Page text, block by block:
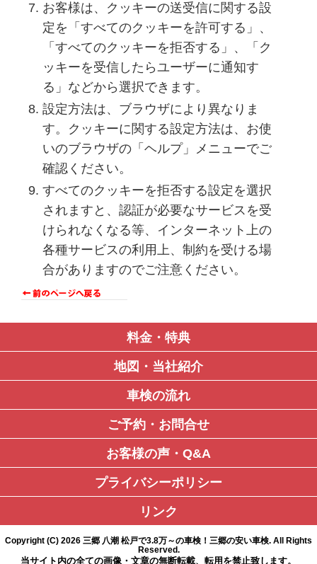
お客様は、クッキーの送受信に関する設
定を「すべてのクッキーを許可する」、
「すべてのクッキーを拒否する」、「ク
ッキーを受信したらユーザーに通知す
る」などから選択できます。
設定方法は、ブラウザにより異なりま
す。クッキーに関する設定方法は、お使
いのブラウザの「ヘルプ」メニューでご
確認ください。
すべてのクッキーを拒否する設定を選択
されますと、認証が必要なサービスを受
けられなくなる等、インターネット上の
各種サービスの利用上、制約を受ける場
合がありますのでご注意ください。
料金 ・特典
地図・当社紹介
車検の流れ
ご予約・お問合せ
お客様の声・Q&A
プライバシーポリシー
リンク
Copyright (C) 2026 三郷 八潮 松戸で3.8万～の車検！三郷の安い車検. All Rights
Reserved.
当サイト内の全ての画像・文章の無断転載、転用を禁止致します。